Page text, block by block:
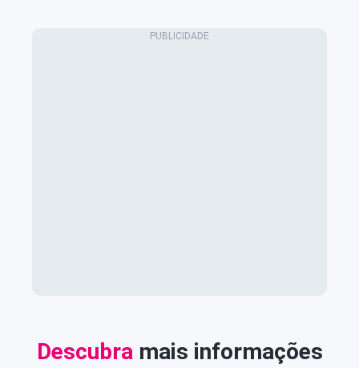
Descubra mais informações